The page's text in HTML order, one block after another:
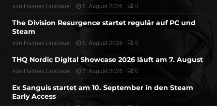
von Hannes Linsbauer 6. August 2026 0
The Division Resurgence startet regulär auf PC und
Steam
von Hannes Linsbauer 6. August 2026 0
THQ Nordic Digital Showcase 2026 läuft am 7. August
von Hannes Linsbauer 6. August 2026 0
Ex Sanguis startet am 10. September in den Steam
Early Access